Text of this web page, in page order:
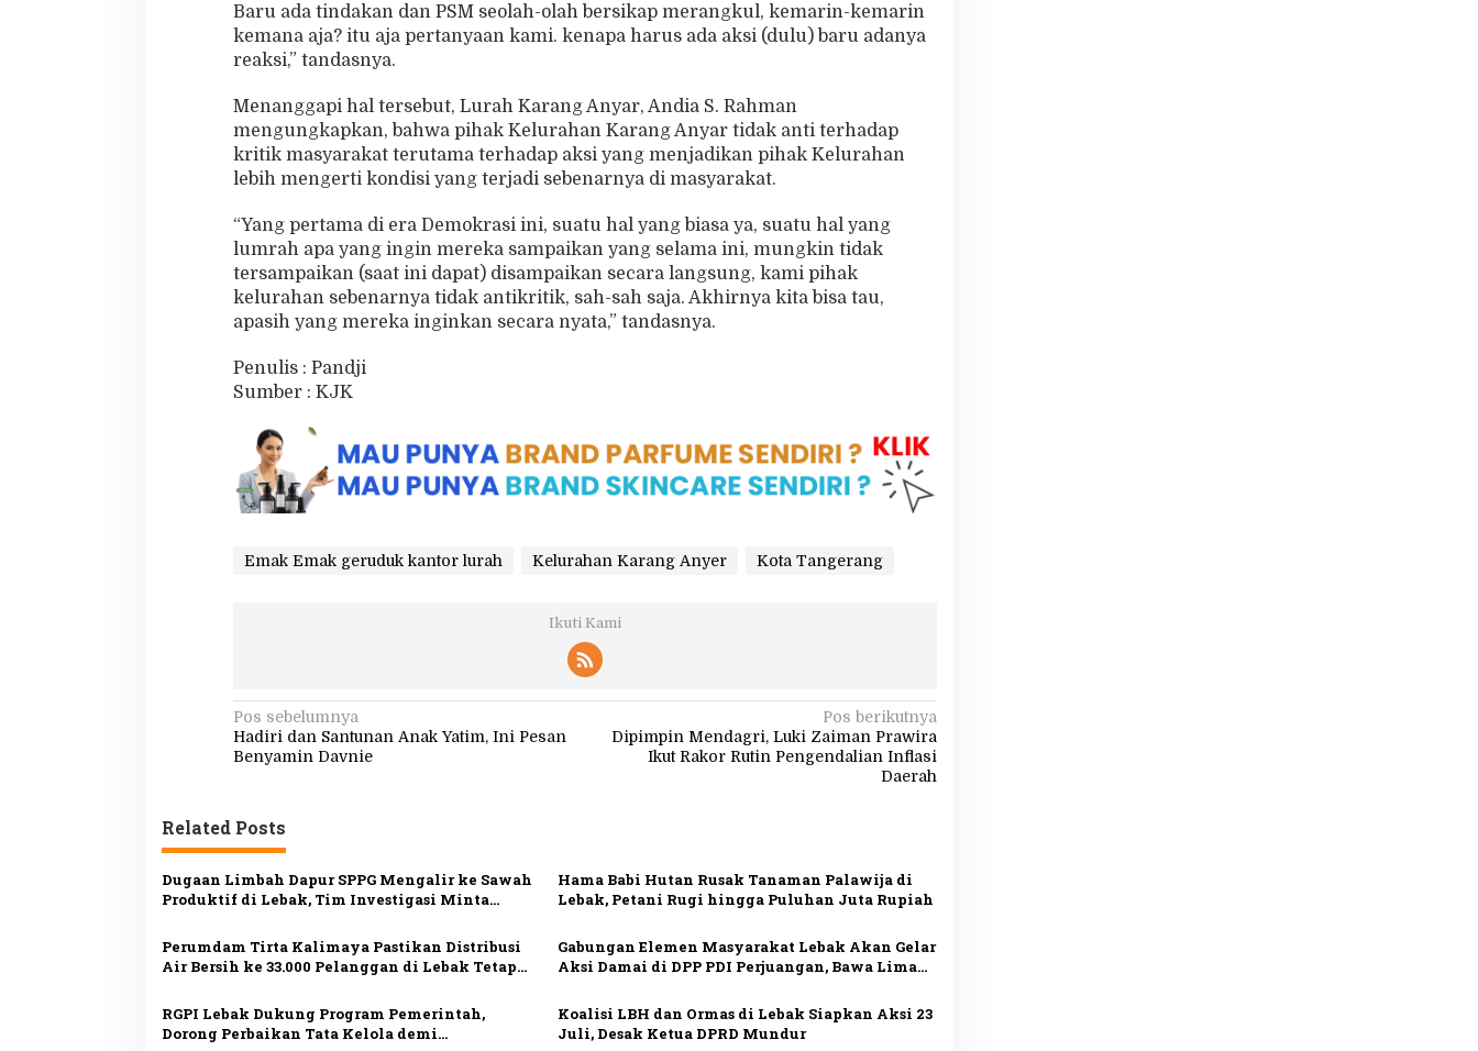
Baru ada tindakan dan PSM seolah-olah bersikap merangkul, kemarin-kemarin
kemana aja? itu aja pertanyaan kami. kenapa harus ada aksi (dulu) baru adanya
reaksi,” tandasnya.
Menanggapi hal tersebut, Lurah Karang Anyar, Andia S. Rahman
mengungkapkan, bahwa pihak Kelurahan Karang Anyar tidak anti terhadap
kritik masyarakat terutama terhadap aksi yang menjadikan pihak Kelurahan
lebih mengerti kondisi yang terjadi sebenarnya di masyarakat.
“Yang pertama di era Demokrasi ini, suatu hal yang biasa ya, suatu hal yang
lumrah apa yang ingin mereka sampaikan yang selama ini, mungkin tidak
tersampaikan (saat ini dapat) disampaikan secara langsung, kami pihak
kelurahan sebenarnya tidak antikritik, sah-sah saja. Akhirnya kita bisa tau,
apasih yang mereka inginkan secara nyata,” tandasnya.
Penulis : Pandji
Sumber : KJK
Emak Emak geruduk kantor lurah Kelurahan Karang Anyer Kota Tangerang
Ikuti Kami
N
a
i
g
a
s
i
p
o
s
Pos sebelumnya
Hadiri dan Santunan Anak Yatim, Ini Pesan
Benyamin Davnie
Pos berikutnya
Dipimpin Mendagri, Luki Zaiman Prawira
Ikut Rakor Rutin Pengendalian Inflasi
Daerah
Related Posts
Dugaan Limbah Dapur SPPG Mengalir ke Sawah
Produktif di Lebak, Tim Investigasi Minta
Hama Babi Hutan Rusak Tanaman Palawija di
Lebak, Petani Rugi hingga Puluhan Juta Rupiah
Perumdam Tirta Kalimaya Pastikan Distribusi
Air Bersih ke 33.000 Pelanggan di Lebak Tetap
Gabungan Elemen Masyarakat Lebak Akan Gelar
Aksi Damai di DPP PDI Perjuangan, Bawa Lima
RGPI Lebak Dukung Program Pemerintah,
Dorong Perbaikan Tata Kelola demi
Koalisi LBH dan Ormas di Lebak Siapkan Aksi 23
Juli, Desak Ketua DPRD Mundur